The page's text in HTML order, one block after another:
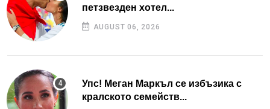
петзвезден хотел...
AUGUST 06, 2026
Упс! Меган Маркъл се избъзика с
кралското семейств...